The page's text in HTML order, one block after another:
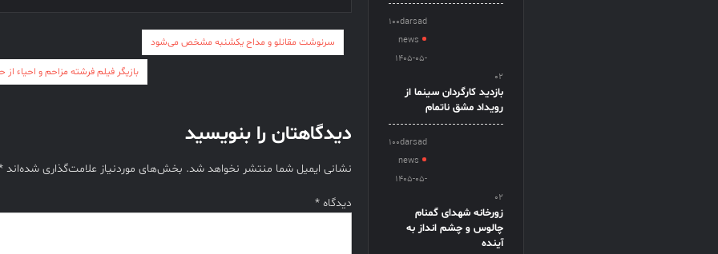
راهبری
سرنوشت مقانلو و مداح یکشنبه مشخص می‌شود
بازیگر فیلم فرشته مزاحم و احیاء
دیدگاهتان را بنویسید
نشانی ایمیل شما منتشر نخواهد شد. بخش‌های موردنیاز علامت‌گذاری شده‌اند
دیدگاه *
100darsad
news
1405-05-
02
بازدید کارگردان سینما از
رویداد مشق ناتمام
100darsad
news
1405-05-
02
زورخانه شهدای گمنام
چالوس و چشم انداز به
آینده